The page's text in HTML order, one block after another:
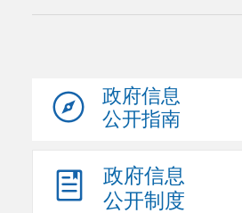
政府信息
公开指南
政府信息
公开制度